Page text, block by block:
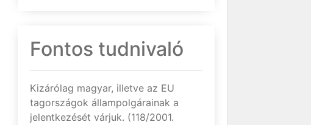
Fontos tudnivaló
Kizárólag magyar, illetve az EU
tagországok állampolgárainak a
jelentkezését várjuk. (118/2001.